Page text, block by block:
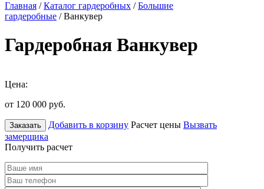
Главная /Каталог гардеробных /Большие
гардеробные / Ванкувер
Гардеробная Ванкувер
Цена:
от 120 000 руб.
Заказать Добавить в корзину Расчет цены Вызвать
замерщика
Получить расчет